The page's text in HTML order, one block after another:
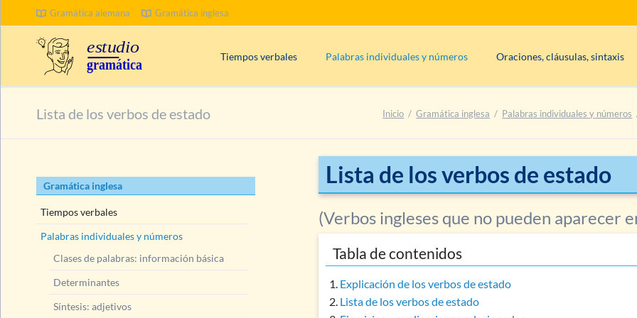
Gramática alemana Gramática inglesa
Tiempos verbales
Tiempos compuestos
(Present Tenses)
Palabras individuales y números
Determinantes
Síntesis: adjetivos
Síntesis: adverbios
Síntesis: nombres/sustantivos
Síntesis: pronombres
Síntesis: verbos
Diferencia: verbo auxiliar & principal
Oraciones, cláusulas, sintaxis
Tipos de frases(afirmativo,
Sintaxis, partes de la oración,
Negaciones
BUSCAR
Lista de los verbos de estado Inicio Gramática inglesa Palabras individuales y números
Lista de los verbos de estado
(Verbos ingleses que no pueden aparecer
Tabla de contenidos
Explicación de los verbos de estado
Lista de los verbos de estado
Saltar
navegación
Gramática inglesa
Tiempos verbales
Palabras individuales y números
Clases de palabras: información básica
Determinantes
Síntesis: adjetivos